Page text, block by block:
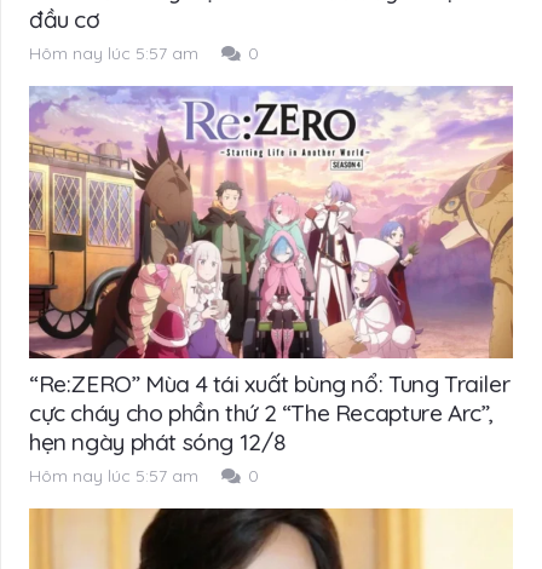
đầu cơ
Hôm nay lúc 5:57 am 0
“Re:ZERO” Mùa 4 tái xuất bùng nổ: Tung Trailer
cực cháy cho phần thứ 2 “The Recapture Arc”,
hẹn ngày phát sóng 12/8
Hôm nay lúc 5:57 am 0